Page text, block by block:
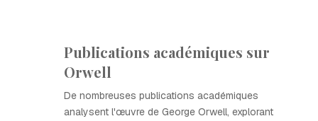
Publications académiques sur
Orwell
De nombreuses publications académiques
analysent l'œuvre de George Orwell, explorant